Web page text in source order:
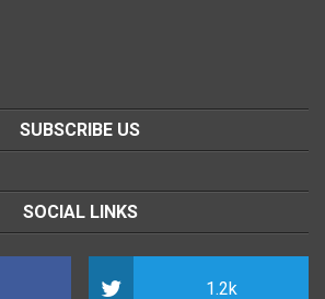
SUBSCRIBE US
SOCIAL LINKS
1.2k